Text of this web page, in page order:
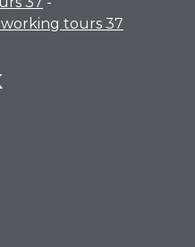
tours 37